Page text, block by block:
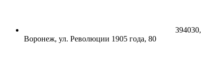
394030,
Воронеж, ул. Революции 1905 года, 80